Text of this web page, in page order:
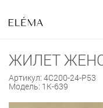
ЖИЛЕТ
Артикул: 4С200-24-Р53
Модель: 1К-639